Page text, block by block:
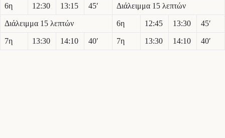
6η 12:30 13:15 45′ Διάλειμμα 15 λεπτών
Διάλειμμα 15 λεπτών 6η 12:45 13:30 45′
7η 13:30 14:10 40′ 7η 13:30 14:10 40′